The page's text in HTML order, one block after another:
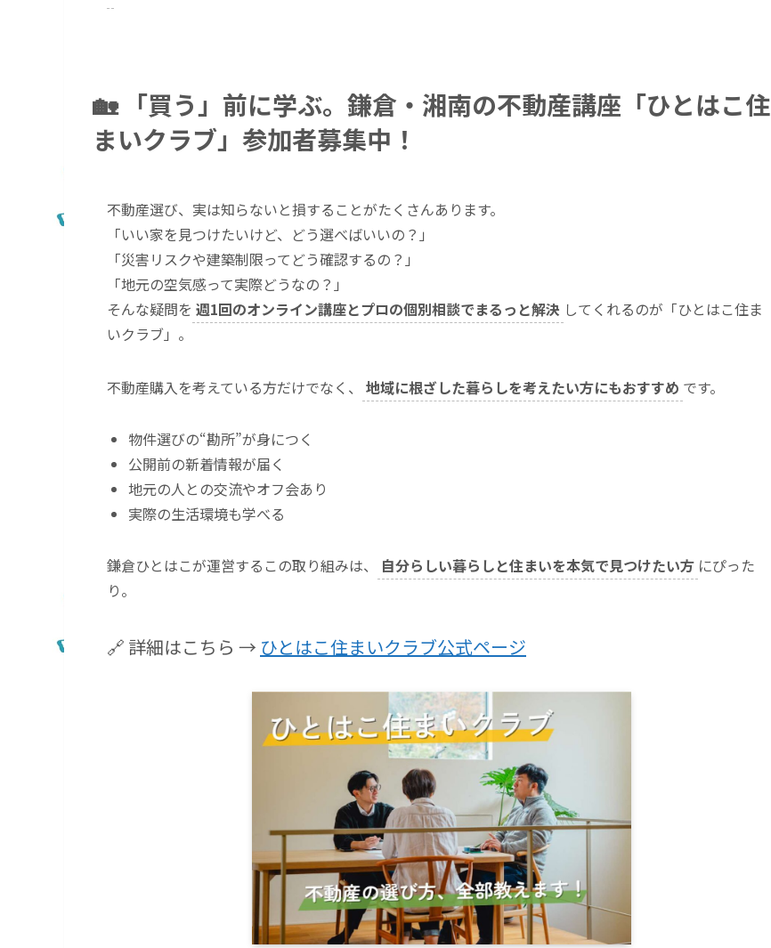
🏡 「買う」前に学ぶ。鎌倉・湘南の不動産講座「ひとはこ住
まいクラブ」参加者募集中！
不動産選び、実は知らないと損することがたくさんあります。
「いい家を見つけたいけど、どう選べばいいの？」
「災害リスクや建築制限ってどう確認するの？」
「地元の空気感って実際どうなの？」
そんな疑問を 週1回のオンライン講座とプロの個別相談でまるっと解決 してくれるのが「ひとはこ住ま
いクラブ」。
不動産購入を考えている方だけでなく、 地域に根ざした暮らしを考えたい方にもおすすめ です。
物件選びの“勘所”が身につく
公開前の新着情報が届く
地元の人との交流やオフ会あり
実際の生活環境も学べる
鎌倉ひとはこが運営するこの取り組みは、 自分らしい暮らしと住まいを本気で見つけたい方 にぴった
り。
🔗 詳細はこちら → ひとはこ住まいクラブ公式ページ